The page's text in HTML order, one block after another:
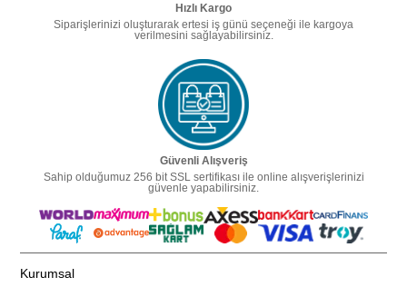
Hızlı Kargo
Siparişlerinizi oluşturarak ertesi iş günü seçeneği ile kargoya
verilmesini sağlayabilirsiniz.
Güvenli Alışveriş
Sahip olduğumuz 256 bit SSL sertifikası ile online alışverişlerinizi
güvenle yapabilirsiniz.
Kurumsal